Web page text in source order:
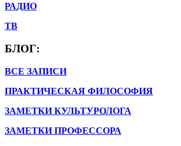
РАДИО
ТВ
БЛОГ:
ВСЕ ЗАПИСИ
ПРАКТИЧЕСКАЯ ФИЛОСОФИЯ
ЗАМЕТКИ КУЛЬТУРОЛОГА
ЗАМЕТКИ ПРОФЕССОРА